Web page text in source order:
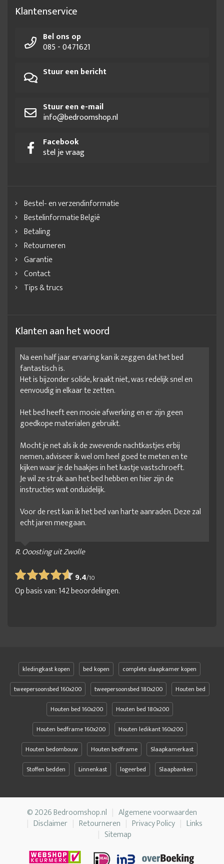
Klantenservice
Bel ons op
085 - 0471621
Stuur een bericht
Stuur een e-mail
info@bedroomshop.nl
Facebook
stel je vraag
Bestel- en verzendinformatie
Bestelinformatie België
Betaling
Retourneren
Garantie
Contact
Tips & trucs
Klanten aan het woord
Na een half jaar ervaring kan ik zeggen dat het bed
fantastisch is.
Het is bijzonder solide, kraakt niet, was redelijk snel en
eenvoudig in elkaar te zetten.
Het bed heeft een mooie afwerking en er zijn geen
goedkope materialen gebruikt.
Mocht je net als ik de zwevende nachtkastjes erbij
nemen, adviseer ik wel om heel goed te meten en te
kijken waar je de haakjes in het kastje vastschroeft.
Je wil ze strak aan het bed hebben en hier zijn de
instructies wat onduidelijk.
Voor de rest kan ik het bed van harte aanraden. Deze zal
echt jaren meegaan.
R. Ooosting uit Zwolle
9.4/10
Op basis van:142beoordelingen.
kledingkast kopen bed kopen
complete slaapkamer kopen
tweepersoonsbed 160x200
tweepersoonsbed 180x200
Houten bed
Houten bed 160x200
Houten bed 180x200
Houten bedframe 160x200
Houten ledikant 160x200
Houten bedombouw
Houten bedframe
Slaapkamerkast
Stoffen bedden
Linnenkast logeerbed Slaapbanken
© 2026 Bedroomshop.nl
Algemene voorwaarden
Disclaimer
Retourneren Privacy Policy
Links
Sitemap